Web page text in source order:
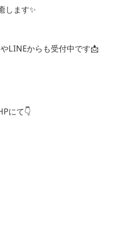
します✨
LINEからも受付中です📩
にて👇